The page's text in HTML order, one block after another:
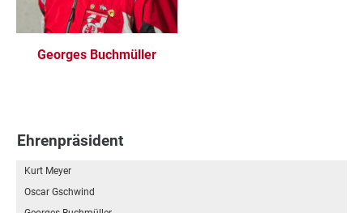
Georges Buchmüller
Ehrenpräsident
Kurt Meyer
Oscar Gschwind